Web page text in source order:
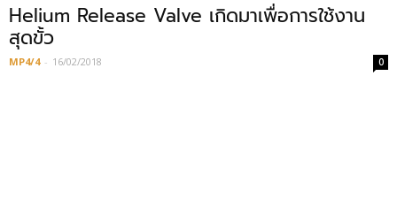
Helium Release Valve เกิดมาเพื่อการใช้งาน
สุดขั้ว
MP4/4 - 16/02/2018 0